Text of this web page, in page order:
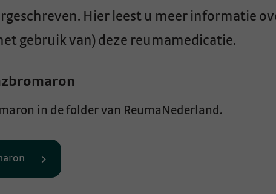
Hier leest u meer informatie
gebruik van) deze reumamedicatie.
in de folder van ReumaNederland.